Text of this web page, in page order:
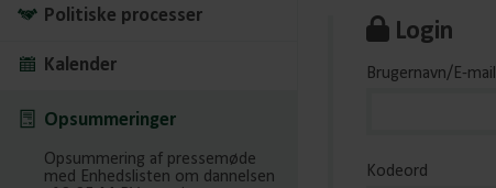
Politiske processer
Kalender
Opsummeringer
Opsummering af pressemøde
med Enhedslisten om dannelsen
Login
Brugernavn/E-mail
Kodeord